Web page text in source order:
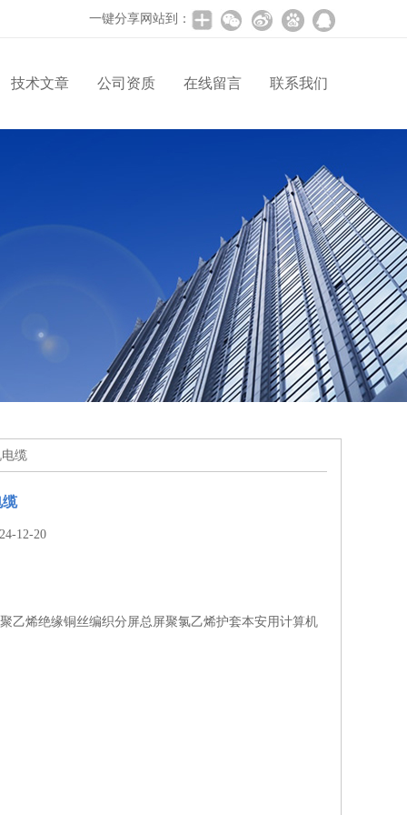
一键分享网站到：
技术文章 公司资质 在线留言 联系我们
缆
缆
12-20
乙烯绝缘铜丝编织分屏总屏聚氯乙烯护套本安用计算机